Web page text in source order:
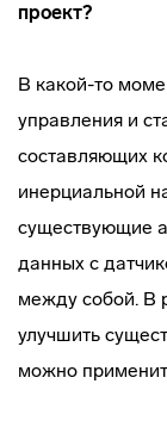
проект?
В какой-то
управления и
составляющих
инерциальной
существующие
данных с
между собой. В
улучшить
можно